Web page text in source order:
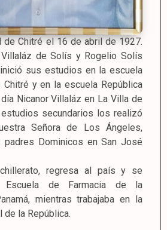
de Chitré el 16 de abril de 1927.
de Solís y Rogelio Solís
sus estudios en la escuela
Chitré y en la escuela República
Nicanor Villaláz en La Villa de
secundarios los realizó
Señora de Los Ángeles,
padres Dominicos en San José
regresa al país y se
de Farmacia de la
mientras trabajaba en la
de la República.